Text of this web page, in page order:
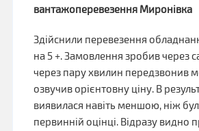
вантажоперевезення Миронівка
Здійснили перевезення
на 5 +. Замовлення зробив через
через пару хвилин передзвонив
озвучив орієнтовну ціну. В
виявилася навіть меншою, ніж
первинній оцінці. Відразу видно